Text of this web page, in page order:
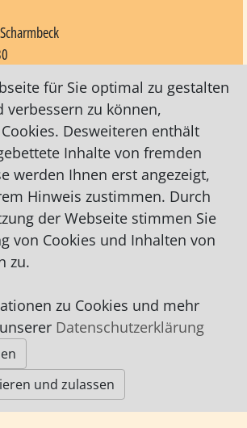
weissehaus.de
2026
für Sie optimal zu gestalten
zu können,
Desweiteren enthält
Inhalte von fremden
werden Ihnen erst angezeigt,
Hinweis zustimmen. Durch
der Webseite stimmen Sie
von Cookies und Inhalten von
zu.
zu Cookies und mehr
Datenschutzerklärung
und zulassen